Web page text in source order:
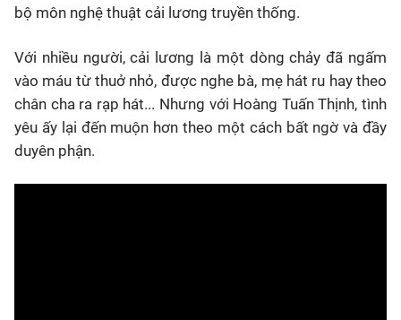
bộ môn nghệ thuật cải lương truyền thống.
Với nhiều người, cải lương là một dòng chảy đã ngấm
vào máu từ thuở nhỏ, được nghe bà, mẹ hát ru hay theo
chân cha ra rạp hát... Nhưng với Hoàng Tuấn Thịnh, tình
yêu ấy lại đến muộn hơn theo một cách bất ngờ và đầy
duyên phận.